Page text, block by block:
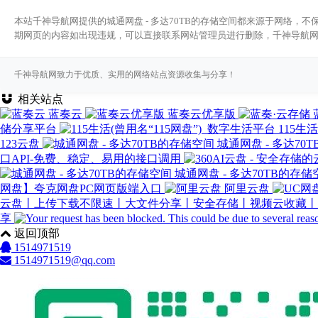
本站千神导航网提供的城通网盘 - 多达70TB的存储空间都来源于网络，
期网页的内容如出现违规，可以直接联系网站管理员进行删除，千神导航
千神导航网致力于优质、实用的网络站点资源收集与分享！
相关站点
蓝奏云
蓝奏云优享版
储分享平台
115生
123云盘
城通网盘 - 多达
口API-免费、稳定、易用的接口调用
城通网盘 - 多达70TB的存储
网盘】夸克网盘PC网页版端入口
阿里云盘
云盘丨上传下载不限速丨大文件分享丨安全存储丨视频云收藏
享
返回顶部
1514971519
1514971519@qq.com